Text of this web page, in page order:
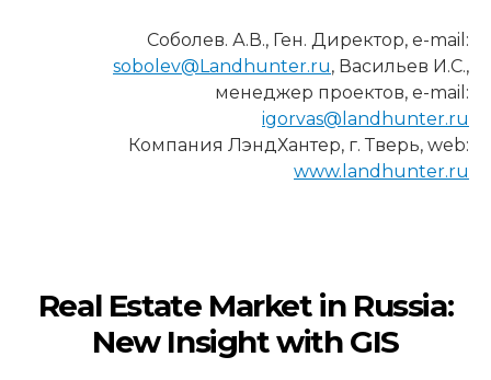
Соболев. А.В., Ген. Директор, e-mail:
sobolev@Landhunter.ru, Васильев И.С.,
менеджер проектов, e-mail:
igorvas@landhunter.ru
Компания ЛэндХантер, г. Тверь, web:
www.landhunter.ru
Real Estate Market in Russia:
New Insight with GIS